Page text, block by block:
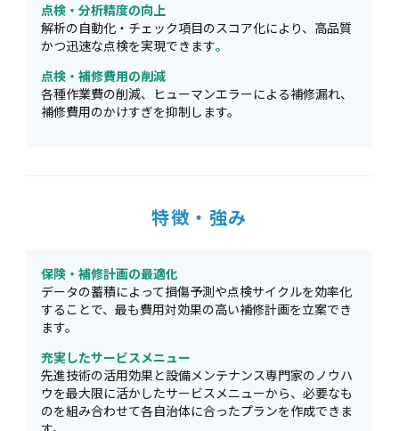
点検・分析精度の向上
解析の自動化・チェック項目のスコア化により、高品質
かつ迅速な点検を実現できます。
点検・補修費用の削減
各種作業費の削減、ヒューマンエラーによる補修漏れ、
補修費用のかけすぎを抑制します。
特徴・強み
保険・補修計画の最適化
データの蓄積によって損傷予測や点検サイクルを効率化
することで、最も費用対効果の高い補修計画を立案でき
ます。
充実したサービスメニュー
先進技術の活用効果と設備メンテナンス専門家のノウハ
ウを最大限に活かしたサービスメニューから、必要なも
のを組み合わせて各自治体に合ったプランを作成できま